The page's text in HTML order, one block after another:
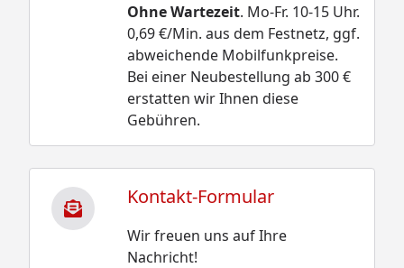
Ohne Wartezeit. Mo-Fr. 10-15 Uhr.
0,69 €/Min. aus dem Festnetz, ggf.
abweichende Mobilfunkpreise.
Bei einer Neubestellung ab 300 €
erstatten wir Ihnen diese
Gebühren.
Kontakt-Formular
Wir freuen uns auf Ihre
Nachricht!